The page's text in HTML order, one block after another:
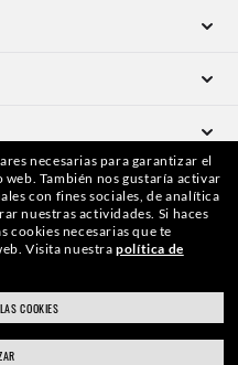
necesarias para garantizar el
web. También nos gustaría activar
con fines sociales, de analítica
nuestras actividades. Si haces
cookies necesarias que te
Visita nuestrapolítica de
COOKIES